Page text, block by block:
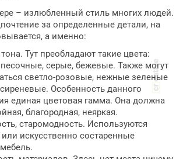
– излюбленный стиль многих людей.
за определенные детали, на
а именно:
Тут преобладают такие цвета:
серые, бежевые. Также могут
светло-розовые, нежные зеленые
Особенность данного
единая цветовая гамма. Она должна
благородная, неяркая.
старомодность. Используются
искусственно состаренные